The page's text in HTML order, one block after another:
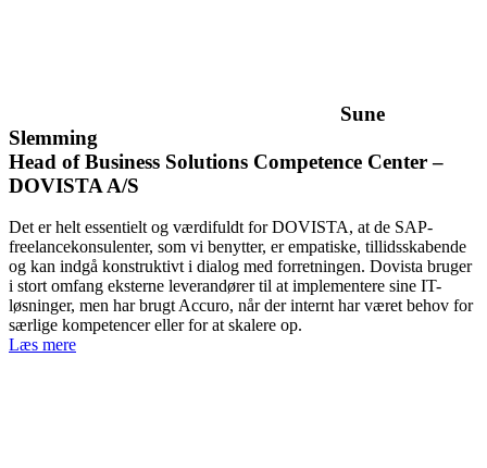
Sune
Slemming
Head of Business Solutions Competence Center –
DOVISTA A/S
Det er helt essentielt og værdifuldt for DOVISTA, at de SAP-
freelancekonsulenter, som vi benytter, er empatiske, tillidsskabende
og kan indgå konstruktivt i dialog med forretningen. Dovista bruger
i stort omfang eksterne leverandører til at implementere sine IT-
løsninger, men har brugt Accuro, når der internt har været behov for
særlige kompetencer eller for at skalere op.
Læs mere